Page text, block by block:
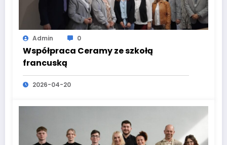
Admin 0
Współpraca Ceramy ze szkołą
francuską
2026-04-20